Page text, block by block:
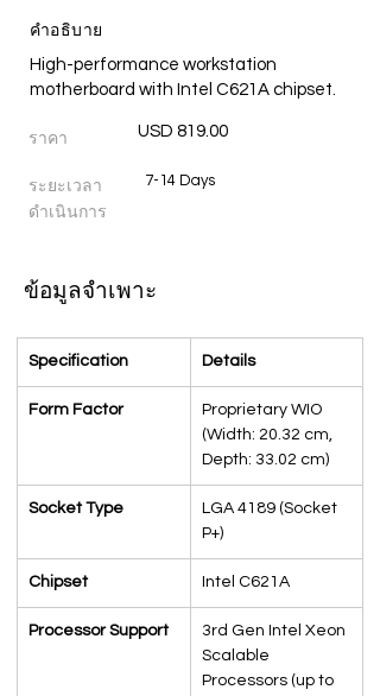
คำอธิบาย
High-performance workstation
motherboard with Intel C621A chipset.
ราคา USD 819.00
ระยะเวลา
ดำเนินการ
7-14 Days
ข้อมูลจำเพาะ
Specification Details
Form Factor
Proprietary WIO
(Width: 20.32 cm,
Depth: 33.02 cm)
Socket Type
LGA 4189 (Socket
P+)
Chipset Intel C621A
Processor Support
3rd Gen Intel Xeon
Scalable
Processors (up to